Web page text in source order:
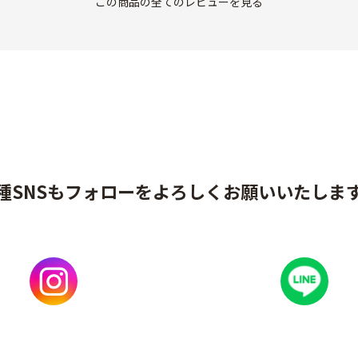
SNSもフォローをよろしくお願いいたしま